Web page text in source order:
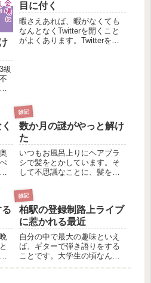
級
目に付く
暇さえあれば、暇がなくても
なんとなくTwitterを開くこと
がよくあります。Twitterを眺
雑記
数か月の謎がやっと解け
た
いつもお風呂上りにヘアブラ
シで髪をとかしています。そ
して不思議なことに、髪をと
を乾かそうとパッと手を見て
みると、いつもなぜか左手の
平の右下当たりが微かに汚れ
ているのです。 化粧水のボ
トルに印字されている文字な
どが剥...
雑記
柏駅の登録制路上ライブ
に惹かれる最近
自分の中で最大の趣味といえ
ば、ギターで弾き語りをする
ことです。大学生の頃なんか